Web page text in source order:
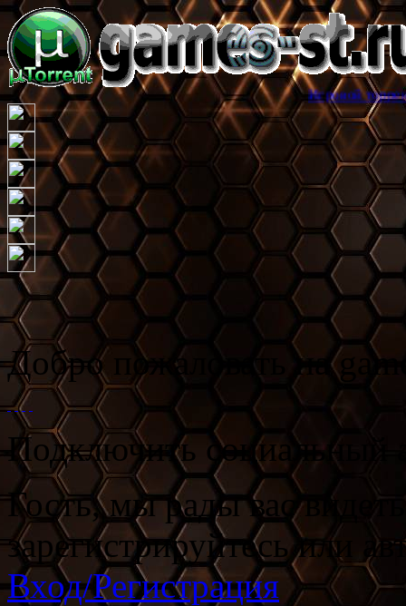
Игровой торрент трекер
Добро пожаловать на
Подключить социальный
Гость, мы рады вас
зарегистрируйтесь или
Вход/Регистрация